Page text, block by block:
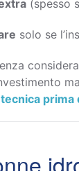
(spesso
solo se
prima